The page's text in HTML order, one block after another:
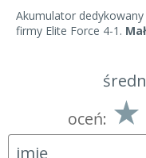
Akumulator
firmy Elite Force 4-1.
oceń: